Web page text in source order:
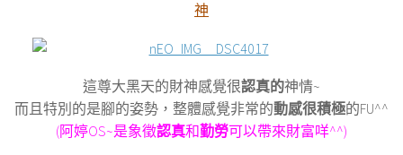
神
這尊大黑天的財神感覺很認真的神情~
而且特別的是腳的姿勢，整體感覺非常的動感很積極的FU^^
(阿婷OS~是象徵認真和勤勞可以帶來財富咩^^)